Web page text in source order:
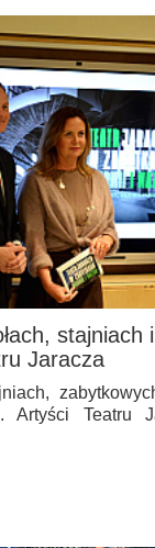
stajniach
Jaracza
Artyści Teatru